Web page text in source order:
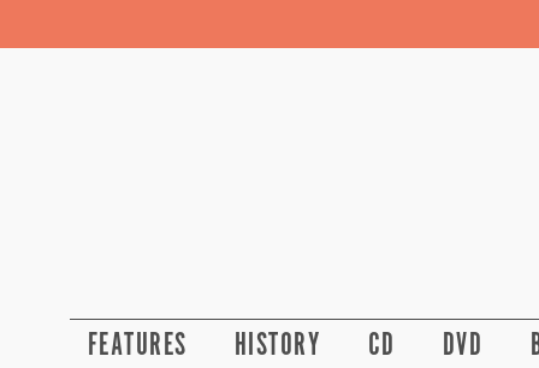
FEATURES HISTORY CD DVD